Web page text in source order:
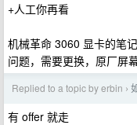
+人工你再看
机械革命 3060 显卡的笔
问题，需要更换，原厂屏
Replied to a topic by erbin ›
有 offer 就走